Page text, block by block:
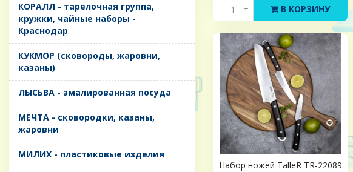
КОРАЛЛ - тарелочная группа,
кружки, чайные наборы -
Краснодар
КУКМОР (сковороды, жаровни,
казаны)
ЛЫСЬВА - эмалированная посуда
МЕЧТА - сковородки, казаны,
жаровни
МИЛИХ - пластиковые изделия
- + В КОРЗИНУ
Набор ножей TalleR TR-22089